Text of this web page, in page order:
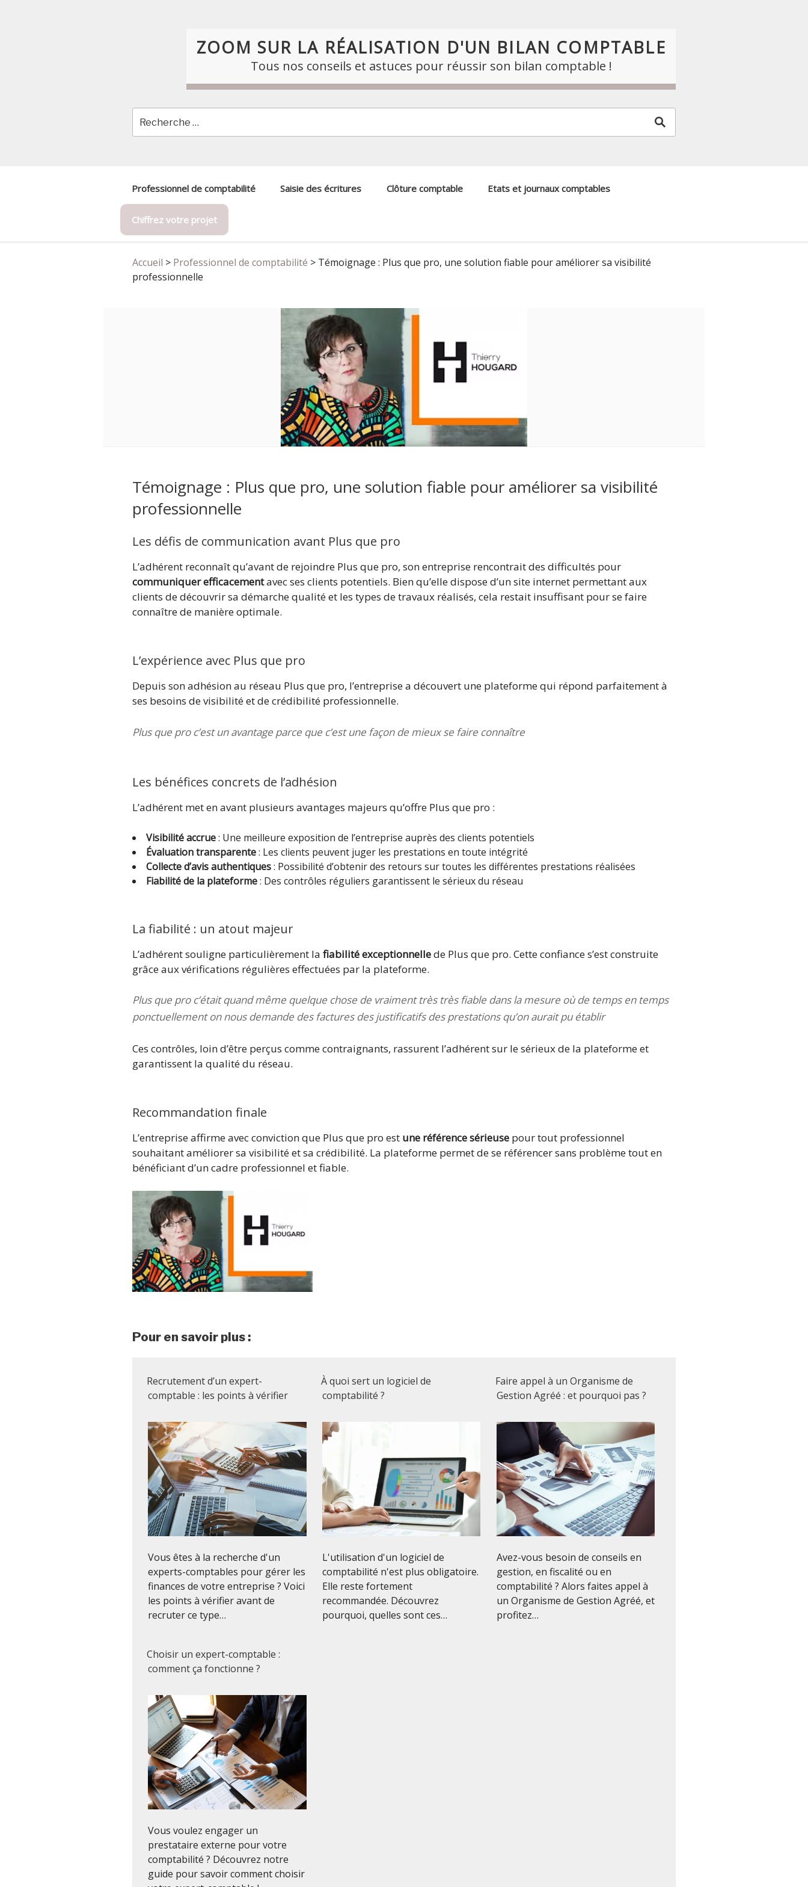
ZOOM SUR LA RÉALISATION D'UN BILAN COMPTABLE
Tous nos conseils et astuces pour réussir son bilan comptable !
Professionnel de comptabilité Saisie des écritures Clôture comptable Etats et journaux comptables
Chiffrez votre projet
Accueil > Professionnel de comptabilité > Témoignage : Plus que pro, une solution fiable pour améliorer sa visibilité
professionnelle
Témoignage : Plus que pro, une solution fiable pour améliorer sa visibilité
professionnelle
Les défis de communication avant Plus que pro
L’adhérent reconnaît qu’avant de rejoindre Plus que pro, son entreprise rencontrait des difficultés pour
communiquer efficacementavec ses clients potentiels. Bien qu’elle dispose d’un site internet permettant aux
clients de découvrir sa démarche qualité et les types de travaux réalisés, cela restait insuffisant pour se faire
connaître de manière optimale.
L’expérience avec Plus que pro
Depuis son adhésion au réseau Plus que pro, l’entreprise a découvert une plateforme qui répond parfaitement à
ses besoins de visibilité et de crédibilité professionnelle.
Plus que pro c’est un avantage parce que c’est une façon de mieux se faire connaître
Les bénéfices concrets de l’adhésion
L’adhérent met en avant plusieurs avantages majeurs qu’offre Plus que pro :
Visibilité accrue: Une meilleure exposition de l’entreprise auprès des clients potentiels
Évaluation transparente: Les clients peuvent juger les prestations en toute intégrité
Collecte d’avis authentiques: Possibilité d’obtenir des retours sur toutes les différentes prestations réalisées
Fiabilité de la plateforme: Des contrôles réguliers garantissent le sérieux du réseau
La fiabilité : un atout majeur
L’adhérent souligne particulièrement la fiabilité exceptionnellede Plus que pro. Cette confiance s’est construite
grâce aux vérifications régulières effectuées par la plateforme.
Plus que pro c’était quand même quelque chose de vraiment très très fiable dans la mesure où de temps en temps
ponctuellement on nous demande des factures des justificatifs des prestations qu’on aurait pu établir
Ces contrôles, loin d’être perçus comme contraignants, rassurent l’adhérent sur le sérieux de la plateforme et
garantissent la qualité du réseau.
Recommandation finale
L’entreprise affirme avec conviction que Plus que pro est une référence sérieuse pour tout professionnel
souhaitant améliorer sa visibilité et sa crédibilité. La plateforme permet de se référencer sans problème tout en
bénéficiant d’un cadre professionnel et fiable.
Pour en savoir plus :
Recrutement d’un expert-
comptable : les points à vérifier
Vous êtes à la recherche d'un
experts-comptables pour gérer les
finances de votre entreprise ? Voici
les points à vérifier avant de
recruter ce type…
À quoi sert un logiciel de
comptabilité ?
L'utilisation d'un logiciel de
comptabilité n'est plus obligatoire.
Elle reste fortement
recommandée. Découvrez
pourquoi, quelles sont ces…
Faire appel à un Organisme de
Gestion Agréé : et pourquoi pas ?
Avez-vous besoin de conseils en
gestion, en fiscalité ou en
comptabilité ? Alors faites appel à
un Organisme de Gestion Agréé, et
profitez…
Choisir un expert-comptable :
comment ça fonctionne ?
Vous voulez engager un
prestataire externe pour votre
comptabilité ? Découvrez notre
guide pour savoir comment choisir